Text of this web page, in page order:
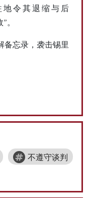
地令其退缩与后
。
备忘录，袭击锡里
不遵守谈判